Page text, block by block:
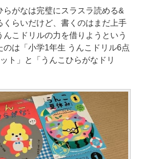
がなは完璧にスラスラ読める&
くらいだけど、書くのはまだ上手
こドリルの力を借りようという
のは「小学1年生 うんこドリル6点
ト」と「うんこひらがなドリ